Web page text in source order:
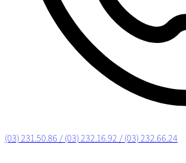
(03) 231.50.86 / (03) 232.16.92 / (03) 232.66.24